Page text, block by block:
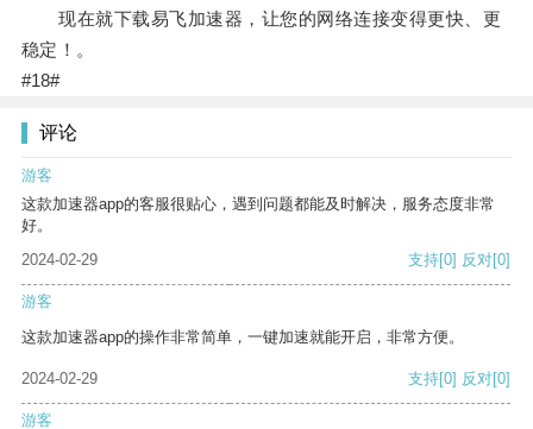
现在就下载易飞加速器，让您的网络连接变得更快、更
稳定！。
#18#
评论
游客
这款加速器app的客服很贴心，遇到问题都能及时解决，服务态度非常
好。
2024-02-29
支持[0] 反对[0]
游客
这款加速器app的操作非常简单，一键加速就能开启，非常方便。
2024-02-29 支持[0] 反对[0]
游客